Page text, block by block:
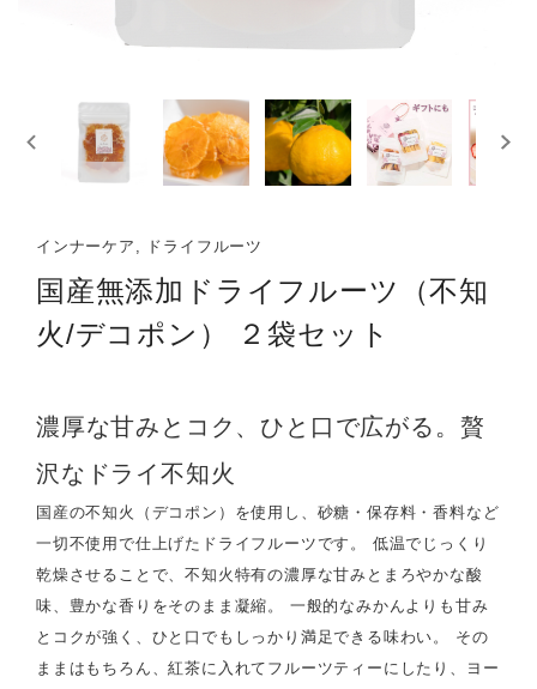
インナーケア, ドライフルーツ
国産無添加ドライフルーツ（不知
火/デコポン） ２袋セット
濃厚な甘みとコク、ひと口で広がる。贅
沢なドライ不知火
国産の不知火（デコポン）を使用し、砂糖・保存料・香料など
一切不使用で仕上げたドライフルーツです。 低温でじっくり
乾燥させることで、不知火特有の濃厚な甘みとまろやかな酸
味、豊かな香りをそのまま凝縮。 一般的なみかんよりも甘み
とコクが強く、ひと口でもしっかり満足できる味わい。 その
ままはもちろん、紅茶に入れてフルーツティーにしたり、ヨー